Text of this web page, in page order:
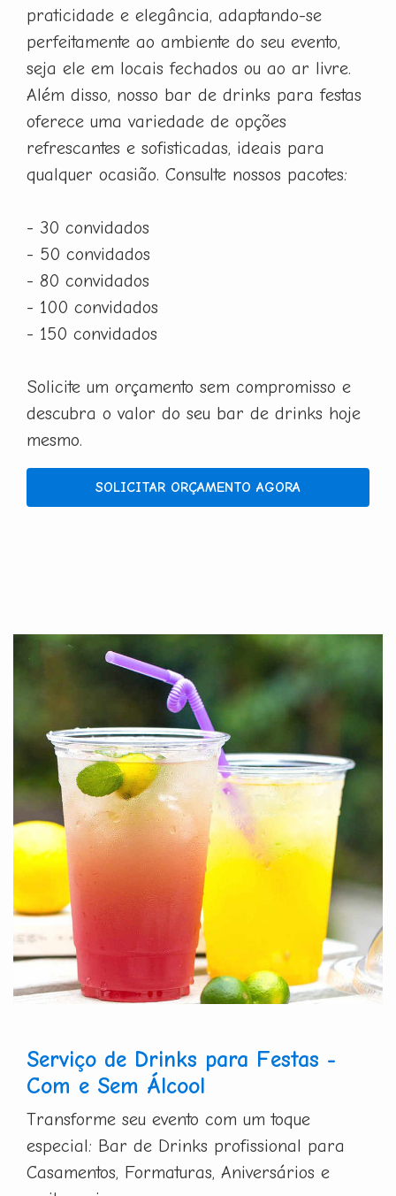
praticidade e elegância, adaptando-se
perfeitamente ao ambiente do seu evento,
seja ele em locais fechados ou ao ar livre.
Além disso, nosso bar de drinks para festas
oferece uma variedade de opções
refrescantes e sofisticadas, ideais para
qualquer ocasião. Consulte nossos pacotes:
- 30 convidados
- 50 convidados
- 80 convidados
- 100 convidados
- 150 convidados
Solicite um orçamento sem compromisso e
descubra o valor do seu bar de drinks hoje
mesmo.
SOLICITAR ORÇAMENTO AGORA
Serviço de Drinks para Festas -
Com e Sem Álcool
Transforme seu evento com um toque
especial: Bar de Drinks profissional para
Casamentos, Formaturas, Aniversários e